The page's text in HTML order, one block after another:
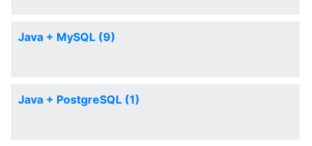
Java + MySQL (9)
Java + PostgreSQL (1)